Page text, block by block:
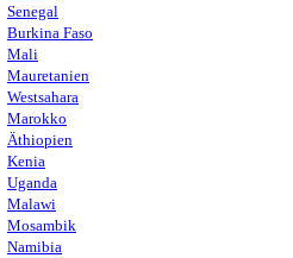
Senegal
Burkina Faso
Mali
Mauretanien
Westsahara
Marokko
Äthiopien
Kenia
Uganda
Malawi
Mosambik
Namibia